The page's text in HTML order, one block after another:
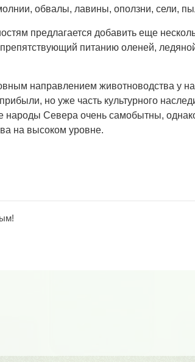
обвалы, лавины, оползни, сели,
предлагается добавить еще
питанию оленей,
направлением животноводства у
но уже часть культурного
Севера очень самобытны,
на высоком уровне.